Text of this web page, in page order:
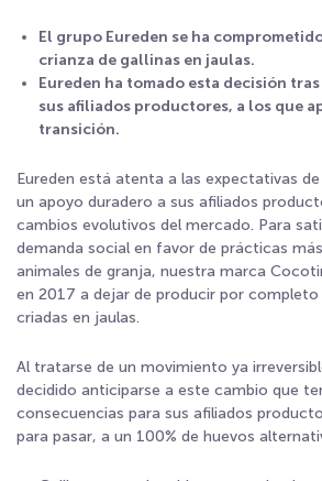
El grupo Eureden se ha
crianza de gallinas en jaulas.
Eureden ha tomado esta decisión
sus afiliados productores, a los que
transición.
Eureden está atenta a las expectativas
un apoyo duradero a sus afiliados
cambios evolutivos del mercado. Para
demanda social en favor de prácticas
animales de granja, nuestra marca
en 2017 a dejar de producir por completo
criadas en jaulas.
Al tratarse de un movimiento ya
decidido anticiparse a este cambio que
consecuencias para sus afiliados
para pasar, a un 100% de huevos